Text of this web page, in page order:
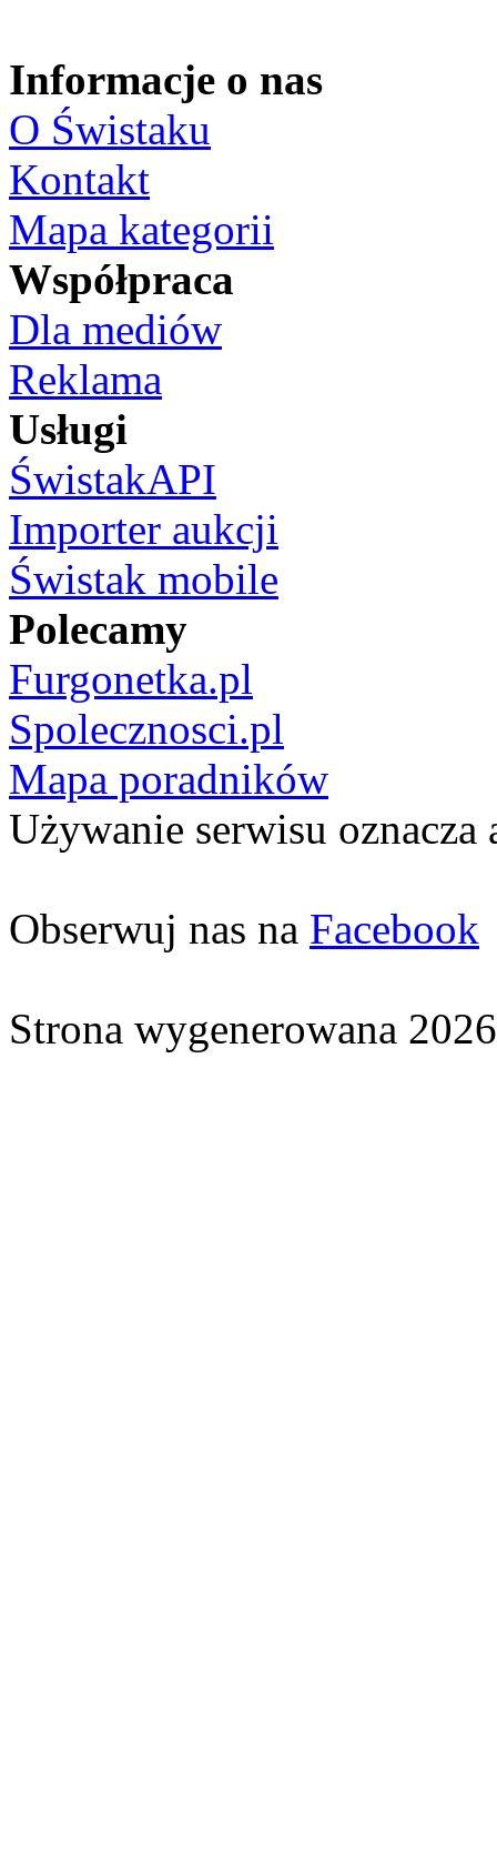
Informacje o nas
O Świstaku
Kontakt
Mapa kategorii
Współpraca
Dla mediów
Reklama
Usługi
ŚwistakAPI
Importer aukcji
Świstak mobile
Polecamy
Furgonetka.pl
Spolecznosci.pl
Mapa poradników
Używanie serwisu oznacza
Obserwuj nas na Facebook
Strona wygenerowana